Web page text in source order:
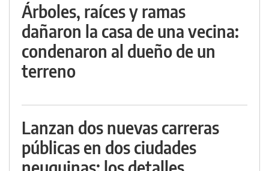
Árboles, raíces y ramas
dañaron la casa de una vecina:
condenaron al dueño de un
terreno
Lanzan dos nuevas carreras
públicas en dos ciudades